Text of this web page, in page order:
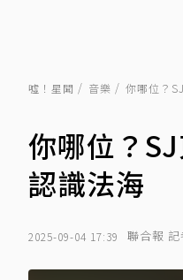
噓！星聞 音樂 你哪位？
你哪位？
認識法海
2025-09-04 17:39 聯合報